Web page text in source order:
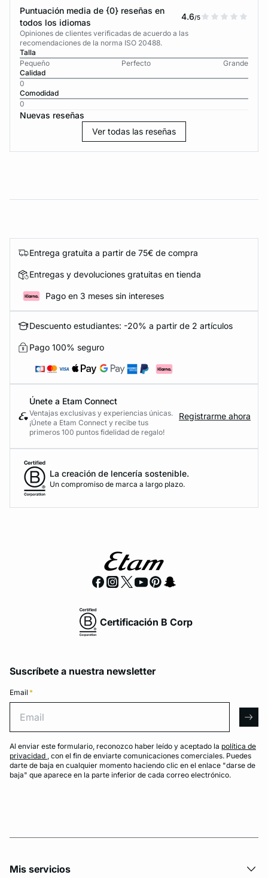
Puntuación media de {0} reseñas en
todos los idiomas
4.6/5
Opiniones de clientes verificadas de acuerdo a las
recomendaciones de la norma ISO 20488.
Talla
Pequeño
Perfecto
Grande
Calidad
0
Comodidad
0
Nuevas reseñas
Ver todas las reseñas
Entrega gratuita a partir de 75€ de compra
Entregas y devoluciones gratuitas en tienda
Pago en 3 meses sin intereses
Descuento estudiantes: -20% a partir de 2 artículos
Pago 100% seguro
Únete a Etam Connect
Ventajas exclusivas y experiencias únicas.
¡Únete a Etam Connect y recibe tus
primeros 100 puntos fidelidad de regalo!
Registrarme ahora
La creación de lencería sostenible.
Un compromiso de marca a largo plazo.
Certificación B Corp
Suscríbete a nuestra newsletter
Email *
Al enviar este formulario, reconozco haber leído y aceptado la política de
privacidad , con el fin de enviarte comunicaciones comerciales. Puedes
darte de baja en cualquier momento haciendo clic en el enlace "darse de
baja" que aparece en la parte inferior de cada correo electrónico.
Mis servicios